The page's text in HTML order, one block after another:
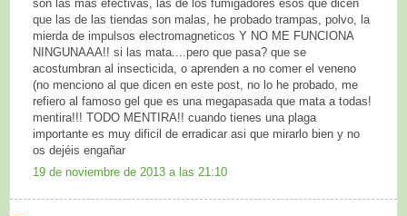
son las más efectivas, las de los fumigadores esos que dicen
que las de las tiendas son malas, he probado trampas, polvo, la
mierda de impulsos electromagneticos Y NO ME FUNCIONA
NINGUNAAA!! si las mata....pero que pasa? que se
acostumbran al insecticida, o aprenden a no comer el veneno
(no menciono al que dicen en este post, no lo he probado, me
refiero al famoso gel que es una megapasada que mata a todas!
mentira!!! TODO MENTIRA!! cuando tienes una plaga
importante es muy dificil de erradicar asi que mirarlo bien y no
os dejéis engañar
19 de noviembre de 2013 a las 21:10